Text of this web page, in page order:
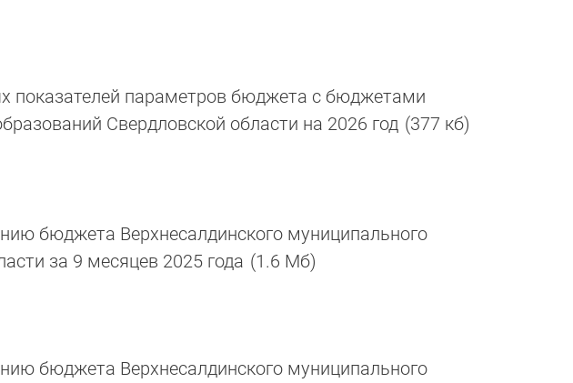
показателей параметров бюджета с бюджетами
Свердловской области на 2026 год (377 кб)
бюджета Верхнесалдинского муниципального
за 9 месяцев 2025 года (1.6 Мб)
бюджета Верхнесалдинского муниципального